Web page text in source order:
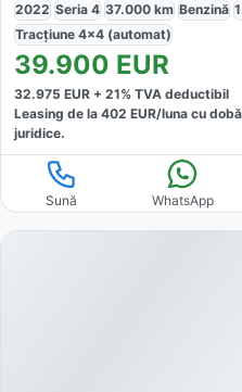
2022 Seria 4 37.000 km Benzină
Tracțiune 4x4 (automat)
39.900 EUR
32.975 EUR + 21% TVA deductibil
Leasing de la 402 EUR/luna cu
juridice.
Sună WhatsApp